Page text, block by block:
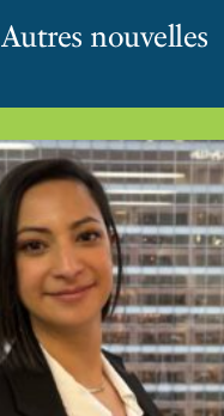
Autres nouvelles